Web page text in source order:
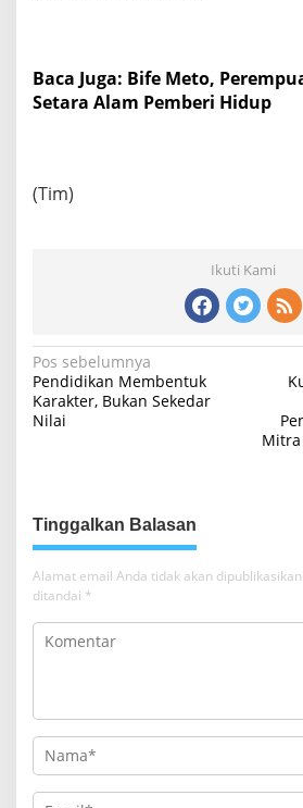
Baca Juga: Bife Meto,
Setara Alam Pemberi Hidup
(Tim)
Ikuti Kami
N
a
v
a
s
i
p
o
Pos sebelumnya
Pendidikan Membentuk
Karakter, Bukan Sekedar
Nilai
Tinggalkan Balasan
Alamat email Anda tidak akan dipublikasikan.
ditandai *